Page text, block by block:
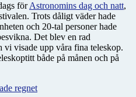
förAstrono­mins dag och natt,
Trots dåligt väder hade
och 20-tal personer hade
Det blev en rad
visade upp våra fina teleskop.
både på månen och på
regnet